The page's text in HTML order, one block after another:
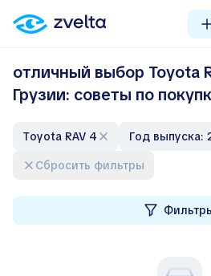
отличный выбор Toyota
Грузии: советы по
Toyota RAV 4
Год выпуска:
Сбросить фильтры